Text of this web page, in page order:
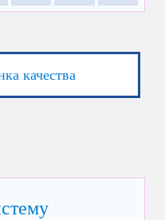
качества